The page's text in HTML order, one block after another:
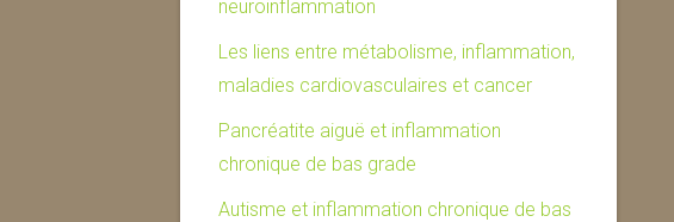
neuroinflammation
Les liens entre métabolisme, inflammation,
maladies cardiovasculaires et cancer
Pancréatite aiguë et inflammation
chronique de bas grade
Autisme et inflammation chronique de bas